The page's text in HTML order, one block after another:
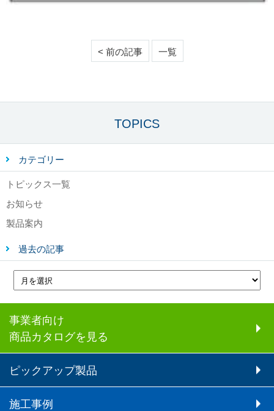
< 前の記事 一覧
TOPICS
カテゴリー
トピックス一覧
お知らせ
製品案内
過去の記事
事業者向け
商品カタログを見る
ピックアップ製品
施工事例